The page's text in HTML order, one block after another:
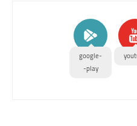
google-
play-